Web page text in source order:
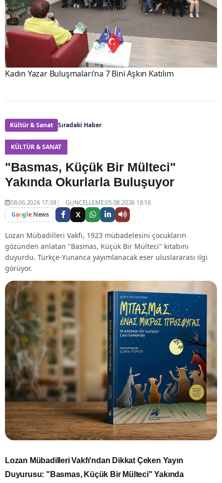
Kadın Yazar Buluşmaları’na 7 Bini Aşkın Katılım
Kültür & Sanat Sıradaki Haber
KÜLTÜR & SANAT
"Basmas, Küçük Bir Mülteci"
Yakında Okurlarla Buluşuyor
08.06.2026 17:38
GÜNCELLEME:05.08.2026 18:16
Google News X
Lozan Mübadilleri Vakfı, 1923 mübadelesini çocukların
gözünden anlatan "Basmas, Küçük Bir Mülteci" kitabını
duyurdu. Türkçe-Yunanca yayımlanacak eser uluslararası ilgi
görüyor.
Lozan Mübadilleri Vakfı'ndan Dikkat Çeken Yayın
Duyurusu: "Basmas, Küçük Bir Mülteci" Yakında